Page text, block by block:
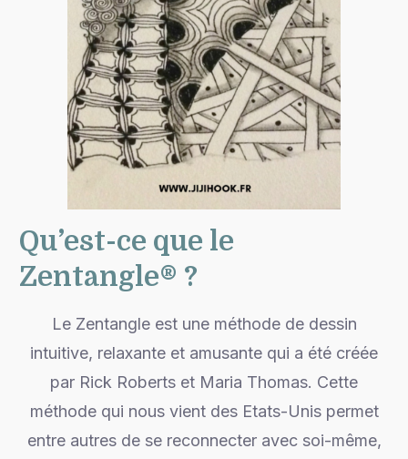
Qu’est-ce que le
Zentangle® ?
Le Zentangle est une méthode de dessin
intuitive, relaxante et amusante qui a été créée
par Rick Roberts et Maria Thomas. Cette
méthode qui nous vient des Etats-Unis permet
entre autres de se reconnecter avec soi-même,